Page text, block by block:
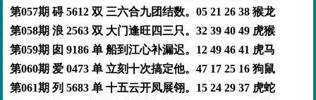
第057期 碍 5612 双 三六合九团结数。05 21 26 38 猴龙
第058期 浪 2563 双 大门逢旺四三只。32 39 40 49 虎猴
第059期 囱 9186 单 船到江心补漏迟。12 49 46 41 虎马
第060期 爱 0473 单 立刻十次搞定他。47 17 25 16 狗鼠
第061期 列 5683 单 十五云开凤展翎。15 24 29 37 虎蛇